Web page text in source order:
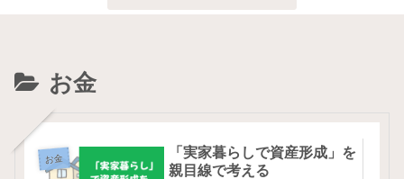
お金
お金
「実家暮らしで資産形成」を
親目線で考える